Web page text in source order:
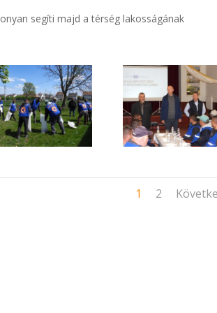
segíti majd a térség lakosságának
1 2